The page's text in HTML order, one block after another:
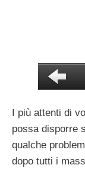
I più attenti di
possa disporre
qualche
dopo tutti i